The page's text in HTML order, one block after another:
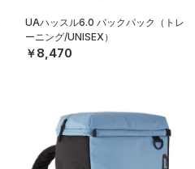
UAハッスル6.0 バックパック（トレ
ーニング/UNISEX）
￥8,470